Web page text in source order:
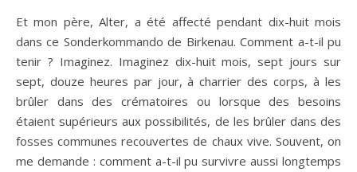
Et mon père, Alter, a été affecté pendant dix-huit mois
dans ce Sonderkommando de Birkenau. Comment a-t-il pu
tenir ? Imaginez. Imaginez dix-huit mois, sept jours sur
sept, douze heures par jour, à charrier des corps, à les
brûler dans des crématoires ou lorsque des besoins
étaient supérieurs aux possibilités, de les brûler dans des
fosses communes recouvertes de chaux vive. Souvent, on
me demande : comment a-t-il pu survivre aussi longtemps